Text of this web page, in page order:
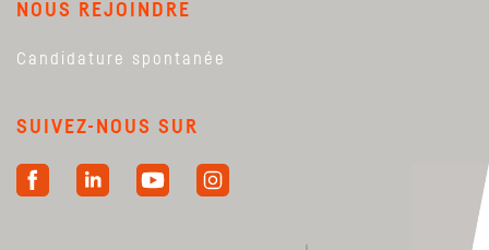
NOUS REJOINDRE
Candidature spontanée
SUIVEZ-NOUS SUR